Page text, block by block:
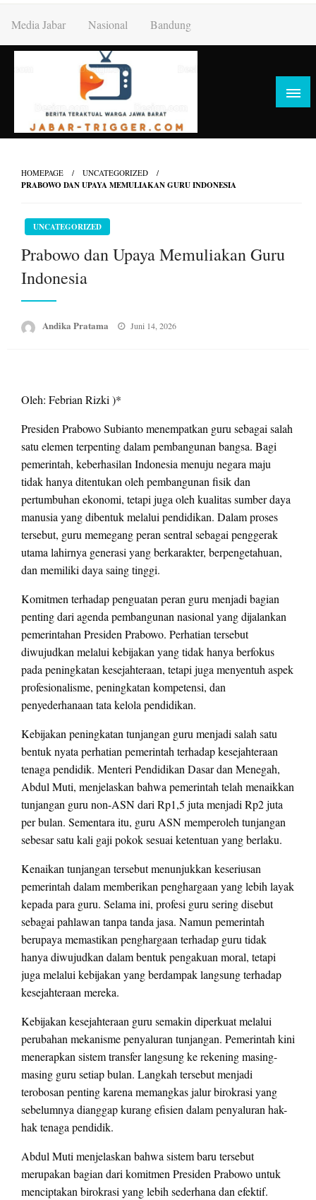
content
Media Jabar Nasional Bandung
HOMEPAGE UNCATEGORIZED
PRABOWO DAN UPAYA MEMULIAKAN GURU INDONESIA
UNCATEGORIZED
Prabowo dan Upaya Memuliakan Guru
Indonesia
Andika Pratama
Posted
Juni 14, 2026
Oleh: Febrian Rizki )*
Presiden Prabowo Subianto menempatkan guru sebagai salah
satu elemen terpenting dalam pembangunan bangsa. Bagi
pemerintah, keberhasilan Indonesia menuju negara maju
tidak hanya ditentukan oleh pembangunan fisik dan
pertumbuhan ekonomi, tetapi juga oleh kualitas sumber daya
manusia yang dibentuk melalui pendidikan. Dalam proses
tersebut, guru memegang peran sentral sebagai penggerak
utama lahirnya generasi yang berkarakter, berpengetahuan,
dan memiliki daya saing tinggi.
Komitmen terhadap penguatan peran guru menjadi bagian
penting dari agenda pembangunan nasional yang dijalankan
pemerintahan Presiden Prabowo. Perhatian tersebut
diwujudkan melalui kebijakan yang tidak hanya berfokus
pada peningkatan kesejahteraan, tetapi juga menyentuh aspek
profesionalisme, peningkatan kompetensi, dan
penyederhanaan tata kelola pendidikan.
Kebijakan peningkatan tunjangan guru menjadi salah satu
bentuk nyata perhatian pemerintah terhadap kesejahteraan
tenaga pendidik. Menteri Pendidikan Dasar dan Menegah,
Abdul Muti, menjelaskan bahwa pemerintah telah menaikkan
tunjangan guru non-ASN dari Rp1,5 juta menjadi Rp2 juta
per bulan. Sementara itu, guru ASN memperoleh tunjangan
sebesar satu kali gaji pokok sesuai ketentuan yang berlaku.
Kenaikan tunjangan tersebut menunjukkan keseriusan
pemerintah dalam memberikan penghargaan yang lebih layak
kepada para guru. Selama ini, profesi guru sering disebut
sebagai pahlawan tanpa tanda jasa. Namun pemerintah
berupaya memastikan penghargaan terhadap guru tidak
hanya diwujudkan dalam bentuk pengakuan moral, tetapi
juga melalui kebijakan yang berdampak langsung terhadap
kesejahteraan mereka.
Kebijakan kesejahteraan guru semakin diperkuat melalui
perubahan mekanisme penyaluran tunjangan. Pemerintah kini
menerapkan sistem transfer langsung ke rekening masing-
masing guru setiap bulan. Langkah tersebut menjadi
terobosan penting karena memangkas jalur birokrasi yang
sebelumnya dianggap kurang efisien dalam penyaluran hak-
hak tenaga pendidik.
Abdul Muti menjelaskan bahwa sistem baru tersebut
merupakan bagian dari komitmen Presiden Prabowo untuk
menciptakan birokrasi yang lebih sederhana dan efektif.